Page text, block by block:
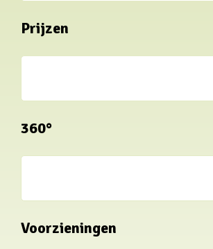
Prijzen
360°
Voorzieningen